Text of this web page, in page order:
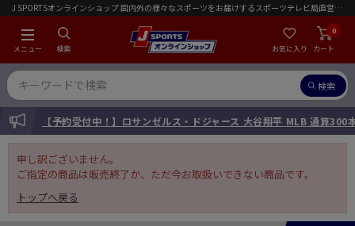
J SPORTSオンラインショップ 国内外の様々なスポーツをお届けするスポーツテレビ局直営店｜会員限定初回ご注文送料無料キャンペーン実施中！
メニュー 検索 お気に入り カート
0
検索
INFORMATION【予約受付中！】ロサンゼルス・ドジャース 大谷翔平 MLB 通算300
申し訳ございません。
ご指定の商品は販売終了か、ただ今お取扱いできない商品です。
トップへ戻る